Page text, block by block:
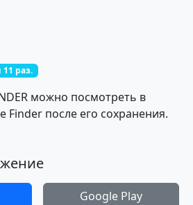
раз.
можно посмотреть в
Finder после его сохранения.
Google Play